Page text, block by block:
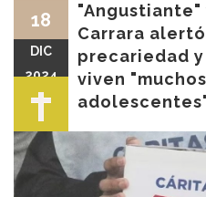
"Angustiante"
Carrara
precariedad
viven
18
DIC
2024